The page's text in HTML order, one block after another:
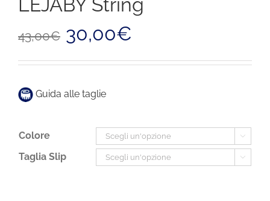
43,00€ prezzo
era:
30,00€
è:
Guida alle taglie
Colore 
Taglia Slip 